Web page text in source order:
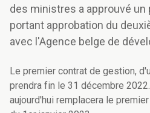
des ministres a approuvé un
portant approbation du
avec l'Agence belge de
Le premier contrat de gestion,
prendra fin le 31 décembre
aujourd'hui remplacera le